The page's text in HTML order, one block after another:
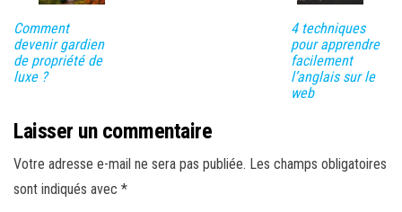
Comment
devenir gardien
de propriété de
luxe ?
4 techniques
pour apprendre
facilement
l’anglais sur le
web
Laisser un commentaire
Votre adresse e-mail ne sera pas publiée. Les champs obligatoires
sont indiqués avec *